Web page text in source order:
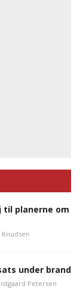
til planerne om
under brand
Petersen